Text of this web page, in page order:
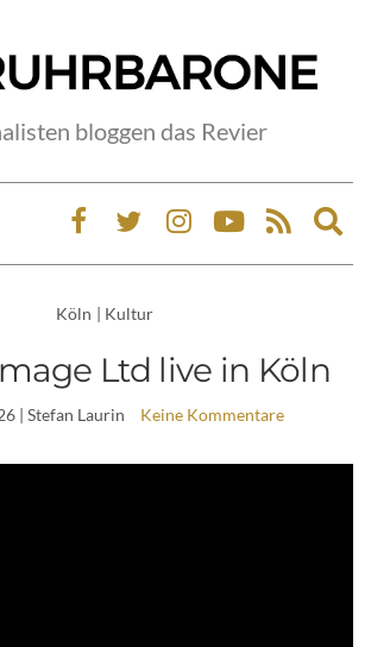
bloggen das Revier
Köln | Kultur
Ltd live in Köln
| Stefan Laurin Keine Kommentare